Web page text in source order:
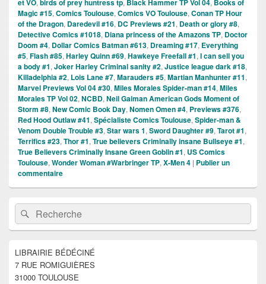
et VO, birds of prey huntress tp, Black Hammer TP Vol 04, Books of
Magic #15, Comics Toulouse, Comics VO Toulouse, Conan TP Hour
of the Dragon, Daredevil #16, DC Previews #21, Death or glory #8,
Detective Comics #1018, Diana princess of the Amazons TP, Doctor
Doom #4, Dollar Comics Batman #613, Dreaming #17, Everything
#5, Flash #85, Harley Quinn #69, Hawkeye Freefall #1, I can sell you
a body #1, Joker Harley Criminal sanity #2, Justice league dark #18,
Killadelphia #2, Lois Lane #7, Marauders #5, Martian Manhunter #11,
Marvel Previews Vol 04 #30, Miles Morales Spider-man #14, Miles
Morales TP Vol 02, NCBD, Neil Gaiman American Gods Moment of
Storm #8, New Comic Book Day, Nomen Omen #4, Previews #376,
Red Hood Outlaw #41, Spécialiste Comics Toulouse, Spider-man &
Venom Double Trouble #3, Star wars 1, Sword Daughter #9, Tarot #1,
Terrifics #23, Thor #1, True believers Criminally insane Bullseye #1,
True Believers Criminally Insane Green Goblin #1, US Comics
Toulouse, Wonder Woman #Warbringer TP, X-Men 4 | Publier un
commentaire
Zone
principale
de
widget
barre
latérale
Recherche :Rechercher
LIBRAIRIE BÉDÉCINÉ
7 RUE ROMIGUIÈRES
31000 TOULOUSE